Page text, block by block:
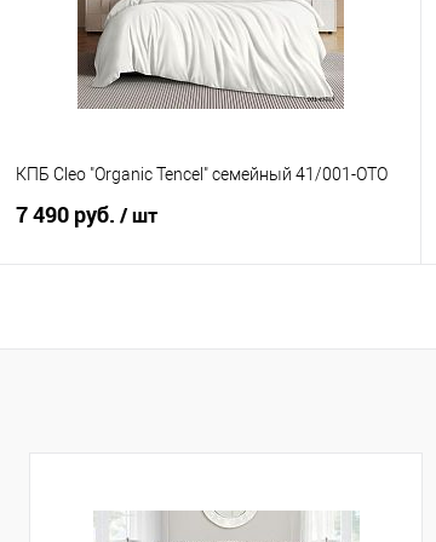
КПБ Cleo "Organic Tencel" семейный 41/001-OTO
7 490 руб. / шт